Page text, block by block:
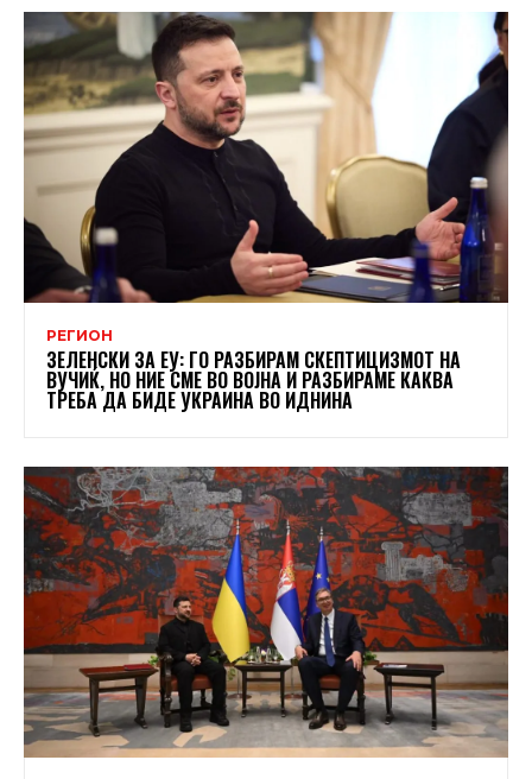
РЕГИОН
ЗЕЛЕНСКИ ЗА ЕУ: ГО РАЗБИРАМ СКЕПТИЦИЗМОТ НА
ВУЧИЌ, НО НИЕ СМЕ ВО ВОЈНА И РАЗБИРАМЕ КАКВА
ТРЕБА ДА БИДЕ УКРАИНА ВО ИДНИНА